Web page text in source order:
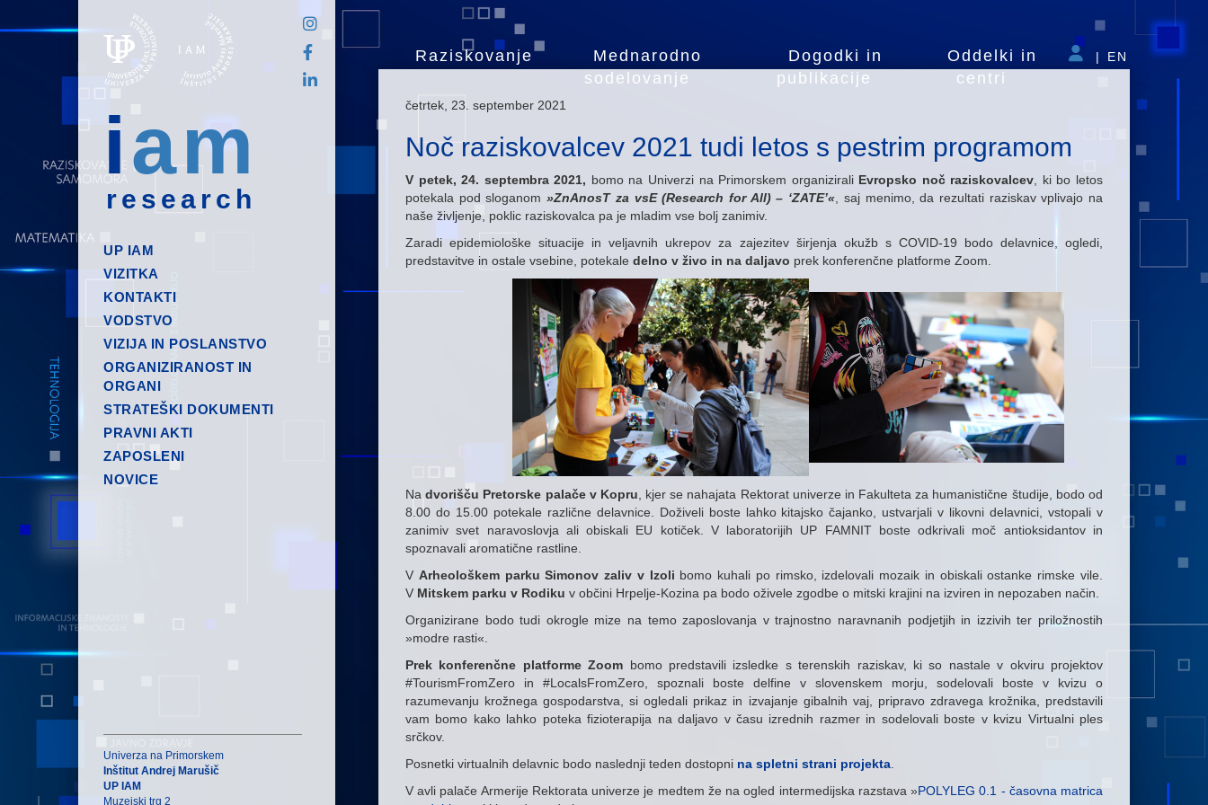
iam
research
Raziskovanje
Mednarodno
sodelovanje
Dogodki in
publikacije
Oddelki in
centri
| EN
UP IAM
VIZITKA
KONTAKTI
VODSTVO
VIZIJA IN POSLANSTVO
ORGANIZIRANOST IN
ORGANI
STRATEŠKI DOKUMENTI
PRAVNI AKTI
ZAPOSLENI
NOVICE
četrtek, 23. september 2021
Noč raziskovalcev 2021 tudi letos s pestrim programom
V petek, 24. septembra 2021, bomo na Univerzi na Primorskem organizirali Evropsko noč raziskovalcev , ki bo letos
potekala pod sloganom »ZnAnosT za vsE (Research for All) – ‘ZATE’« , saj menimo, da rezultati raziskav vplivajo na
naše življenje, poklic raziskovalca pa je mladim vse bolj zanimiv.
Zaradi epidemiološke situacije in veljavnih ukrepov za zajezitev širjenja okužb s COVID-19 bodo delavnice, ogledi,
predstavitve in ostale vsebine, potekale delno v živo in na daljavo prek konferenčne platforme Zoom.
Nadvorišču Pretorske palače v Kopru , kjer se nahajata Rektorat univerze in Fakulteta za humanistične študije, bodo od
8.00 do 15.00 potekale različne delavnice. Doživeli boste lahko kitajsko čajanko, ustvarjali v likovni delavnici, vstopali v
zanimiv svet naravoslovja ali obiskali EU kotiček. V laboratorijih UP FAMNIT boste odkrivali moč antioksidantov in
spoznavali aromatične rastline.
V Arheološkem parku Simonov zaliv v Izoli bomo kuhali po rimsko, izdelovali mozaik in obiskali ostanke rimske vile.
V Mitskem parku v Rodiku v občini Hrpelje-Kozina pa bodo oživele zgodbe o mitski krajini na izviren in nepozaben način.
Organizirane bodo tudi okrogle mize na temo zaposlovanja v trajnostno naravnanih podjetjih in izzivih ter priložnostih
»modre rasti«.
Prek konferenčne platforme Zoom bomo predstavili izsledke s terenskih raziskav, ki so nastale v okviru projektov
#TourismFromZero in #LocalsFromZero, spoznali boste delfine v slovenskem morju, sodelovali boste v kvizu o
razumevanju krožnega gospodarstva, si ogledali prikaz in izvajanje gibalnih vaj, pripravo zdravega krožnika, predstavili
vam bomo kako lahko poteka fizioterapija na daljavo v času izrednih razmer in sodelovali boste v kvizu Virtualni ples
srčkov.
Posnetki virtualnih delavnic bodo naslednji teden dostopni na spletni strani projekta
V avli palače Armerije Rektorata univerze je medtem že na ogled intermedijska razstava »POLYLEG 0.1 - časovna matrica
Univerza na Primorskem
Inštitut Andrej Marušič
UP IAM
Muzejski trg 2